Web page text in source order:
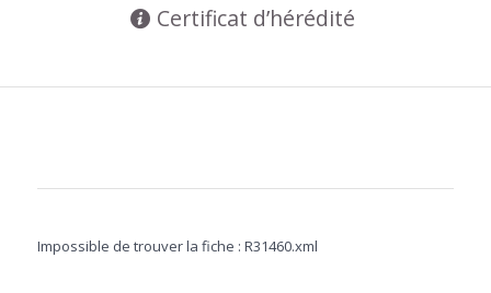
Certificat d’hérédité
Impossible de trouver la fiche : R31460.xml